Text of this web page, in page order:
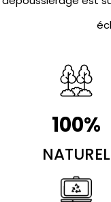
NATUREL
100%